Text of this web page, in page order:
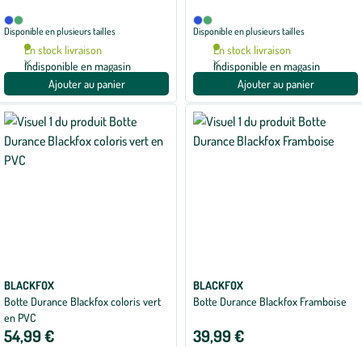
Disponible
en
coloris
Bleu
Kaki
Disponible en plusieurs tailles
En stock livraison
Indisponible en magasin
Ajouter au panier
Disponible
en
coloris
Bleu
Kaki
Disponible en plusieurs tailles
En stock livraison
Indisponible en magasin
Ajouter au panier
BLACKFOX
Botte Durance Blackfox coloris vert
en PVC
54,99 €
BLACKFOX
Botte Durance Blackfox Framboise
39,99 €